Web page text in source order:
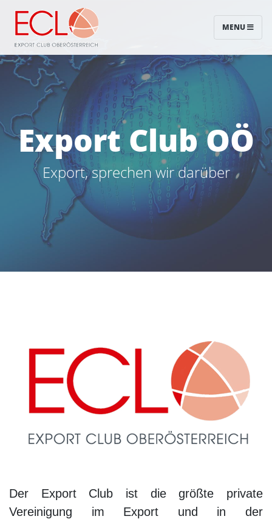
MENU
Export Club OÖ
Export, sprechen wir darüber
Der Export Club ist die größte private
Vereinigung im Export und in der